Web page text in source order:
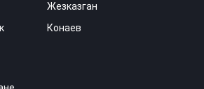
Жезказган
Конаев